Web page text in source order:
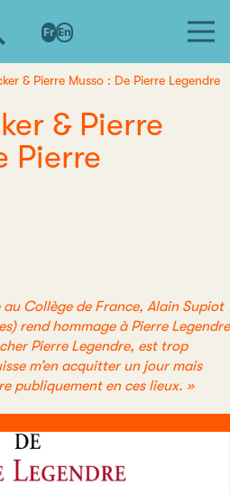
Fr En
& Pierre Musso : De Pierre Legendre
& Pierre
Pierre
Collège de France, Alain Supiot
rend hommage à Pierre Legendre
Pierre Legendre, est trop
m’en acquitter un jour mais
publiquement en ces lieux. »